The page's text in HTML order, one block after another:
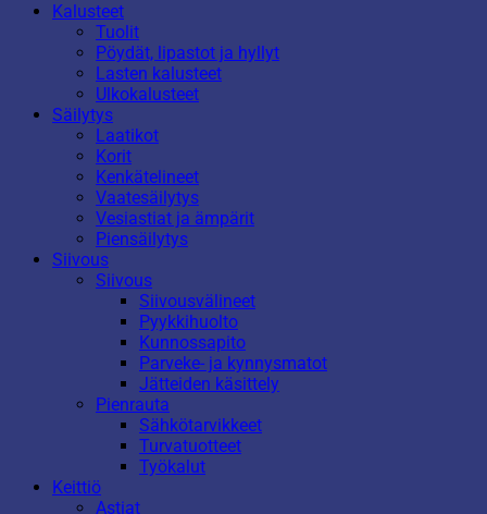
Kalusteet
Tuolit
Pöydät, lipastot ja hyllyt
Lasten kalusteet
Ulkokalusteet
Säilytys
Laatikot
Korit
Kenkätelineet
Vaatesäilytys
Vesiastiat ja ämpärit
Piensäilytys
Siivous
Siivous
Siivousvälineet
Pyykkihuolto
Kunnossapito
Parveke- ja kynnysmatot
Jätteiden käsittely
Pienrauta
Sähkötarvikkeet
Turvatuotteet
Työkalut
Keittiö
Astiat